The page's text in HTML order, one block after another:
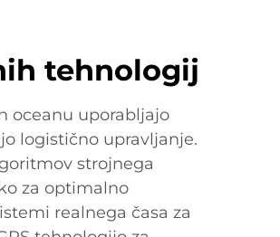
tehnologij
oceanu uporabljajo
logistično upravljanje.
strojnega
za optimalno
realnega časa za